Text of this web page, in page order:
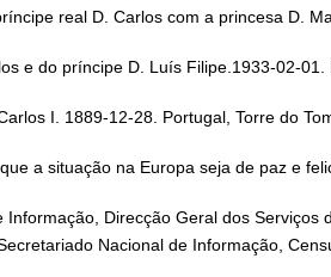
real D. Carlos com a princesa D.
e do príncipe D. Luís Filipe.1933-02-01.
I. 1889-12-28. Portugal, Torre do
a situação na Europa seja de paz e
Direcção Geral dos Serviços
Nacional de Informação,